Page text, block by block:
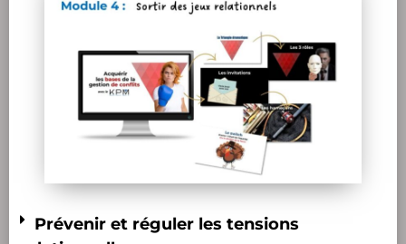
Prévenir et réguler les tensions